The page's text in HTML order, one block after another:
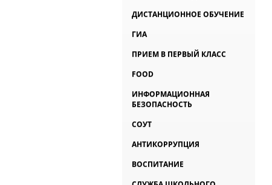
ДИСТАНЦИОННОЕ ОБУЧЕНИЕ
ГИА
ПРИЕМ В ПЕРВЫЙ КЛАСС
FOOD
ИНФОРМАЦИОННАЯ
БЕЗОПАСНОСТЬ
СОУТ
АНТИКОРРУПЦИЯ
ВОСПИТАНИЕ